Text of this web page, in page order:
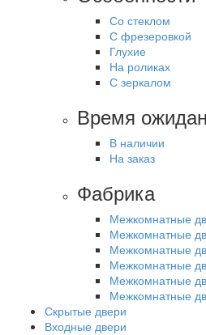
Со стеклом
С фрезеровкой
Глухие
На роликах
С зеркалом
Время
В наличии
На заказ
Фабрика
Межкомнатные
Межкомнатные
Межкомнатные
Межкомнатные
Межкомнатные
Межкомнатные
Скрытые двери
Входные двери